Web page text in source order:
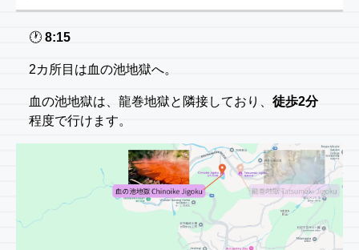
🕐️ 8:15
2カ所目は血の池地獄へ。
血の池地獄は、龍巻地獄と隣接しており、 徒歩2分
程度で行けます。